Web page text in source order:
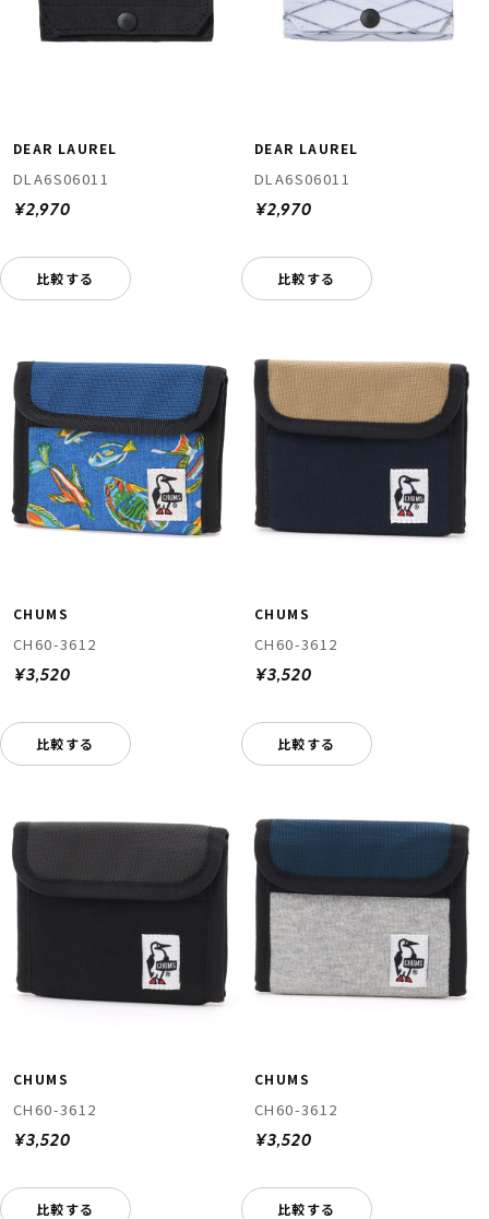
DEAR LAUREL
DLA6S06011
¥2,970
比較する
DEAR LAUREL
DLA6S06011
¥2,970
比較する
CHUMS
CH60-3612
¥3,520
比較する
CHUMS
CH60-3612
¥3,520
比較する
CHUMS
CH60-3612
¥3,520
比較する
CHUMS
CH60-3612
¥3,520
比較する